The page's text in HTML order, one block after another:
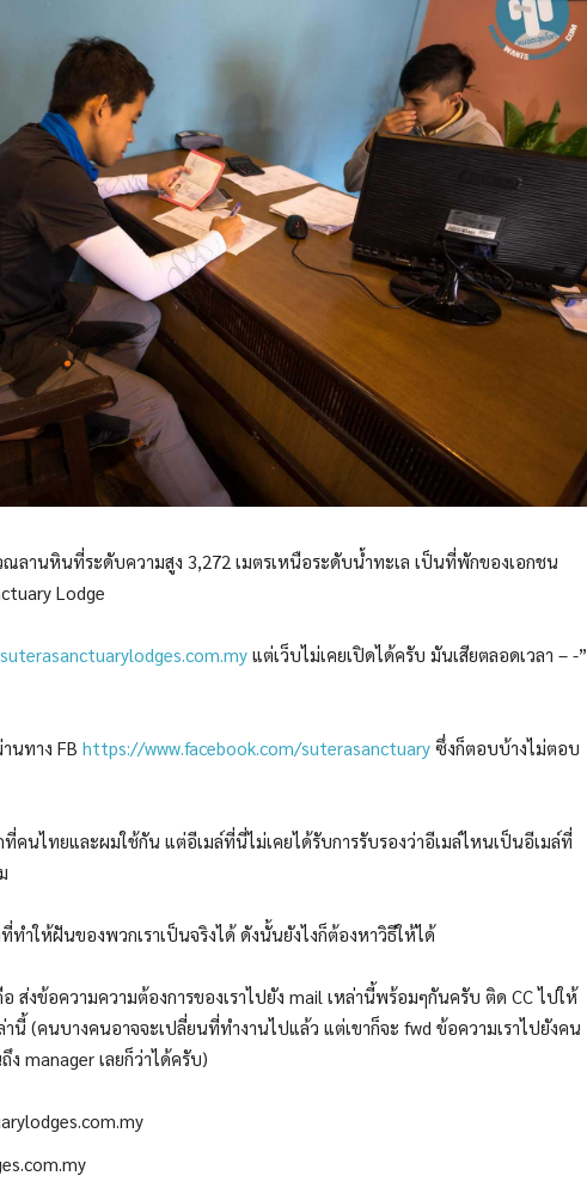
ลานหินที่ระดับความสูง 3,272 เมตรเหนือระดับน้ำทะเล เป็นที่พักของเอกชน
Lodge
แต่เว็บไม่เคยเปิดได้ครับ มันเสียตลอดเวลา – -”
นทาง FB https://www.facebook.com/suterasanctuary ซึ่งก็ตอบบ้างไม่ตอบ
คนไทยและผมใช้กัน แต่อีเมล์ที่นี่ไม่เคยได้รับการรับรองว่าอีเมล์ไหนเป็นอีเมล์ที่
ำให้ฝันของพวกเราเป็นจริงได้ ดังนั้นยังไงก็ต้องหาวิธีให้ได้
ส่งข้อความความต้องการของเราไปยัง mail เหล่านี้พร้อมๆกันครับ ติด CC ไปให้
นี้ (คนบางคนอาจจะเปลี่ยนที่ทำงานไปแล้ว แต่เขาก็จะ fwd ข้อความเราไปยังคน
manager เลยก็ว่าได้ครับ)